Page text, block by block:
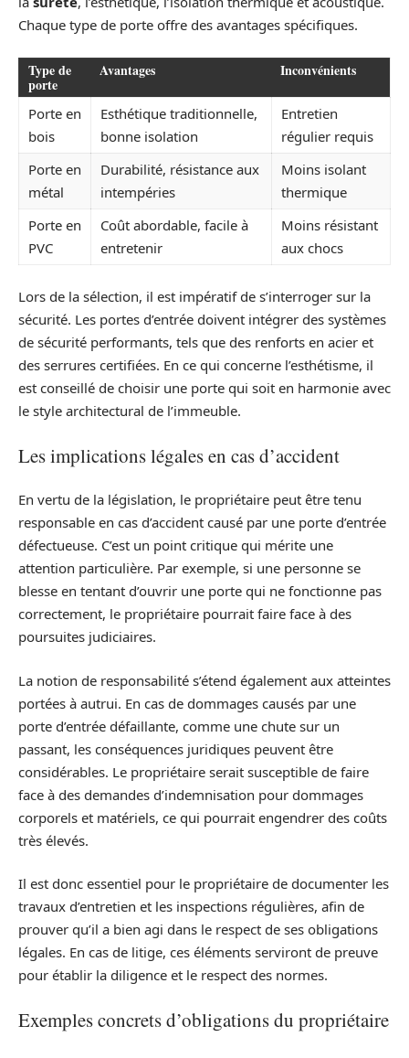
Chaque type de porte offre des avantages spécifiques.
Type de
porte
Avantages Inconvénients
Porte en
bois
Esthétique traditionnelle,
bonne isolation
Entretien
régulier requis
Porte en
métal
Durabilité, résistance aux
intempéries
Moins isolant
thermique
Porte en
PVC
Coût abordable, facile à
entretenir
Moins résistant
aux chocs
Lors de la sélection, il est impératif de s’interroger sur la
sécurité. Les portes d’entrée doivent intégrer des systèmes
de sécurité performants, tels que des renforts en acier et
des serrures certifiées. En ce qui concerne l’esthétisme, il
est conseillé de choisir une porte qui soit en harmonie avec
le style architectural de l’immeuble.
Les implications légales en cas d’accident
En vertu de la législation, le propriétaire peut être tenu
responsable en cas d’accident causé par une porte d’entrée
défectueuse. C’est un point critique qui mérite une
attention particulière. Par exemple, si une personne se
blesse en tentant d’ouvrir une porte qui ne fonctionne pas
correctement, le propriétaire pourrait faire face à des
poursuites judiciaires.
La notion de responsabilité s’étend également aux atteintes
portées à autrui. En cas de dommages causés par une
porte d’entrée défaillante, comme une chute sur un
passant, les conséquences juridiques peuvent être
considérables. Le propriétaire serait susceptible de faire
face à des demandes d’indemnisation pour dommages
corporels et matériels, ce qui pourrait engendrer des coûts
très élevés.
Il est donc essentiel pour le propriétaire de documenter les
travaux d’entretien et les inspections régulières, afin de
prouver qu’il a bien agi dans le respect de ses obligations
légales. En cas de litige, ces éléments serviront de preuve
pour établir la diligence et le respect des normes.
Exemples concrets d’obligations du propriétaire